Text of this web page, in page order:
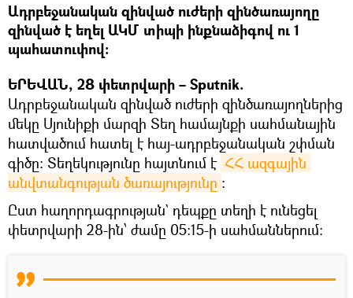
Ադրբեջանական զինված ուժերի զինծառայողը
զինված է եղել ԱԿՄ տիպի ինքնաձիգով ու 1
պահատուփով:
ԵՐԵՎԱՆ, 28 փետրվարի – Sputnik.
Ադրբեջանական զինված ուժերի զինծառայողներից
մեկը Սյունիքի մարզի Տեղ համայնքի սահմանային
հատվածում հատել է հայ-ադրբեջանական շփման
գիծը։ Տեղեկությունը հայտնում է ՀՀ ազգային
անվտանգության ծառայությունը ։
Ըստ հաղորդագրության` դեպքը տեղի է ունեցել
փետրվարի 28-ին՝ ժամը 05:15-ի սահմաններում։